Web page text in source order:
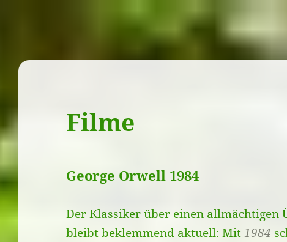
Filme
George Orwell 1984
Der Klassiker über einen allmächtigen
bleibt beklemmend aktuell: Mit 1984